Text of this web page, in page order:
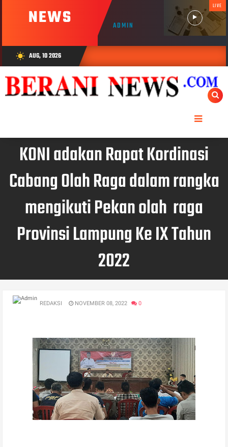
NEWS ADMIN
LIVE
wb_sunny AUG, 10 2026
KONI adakan Rapat Kordinasi
Cabang Olah Raga dalam rangka
mengikuti Pekan olah raga
Provinsi Lampung Ke IX Tahun
2022
REDAKSI NOVEMBER 08, 2022 0